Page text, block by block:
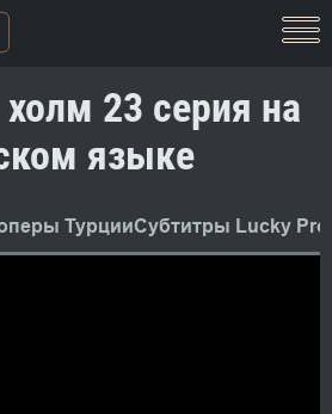
23 серия на
языке
ТурцииСубтитры Lucky